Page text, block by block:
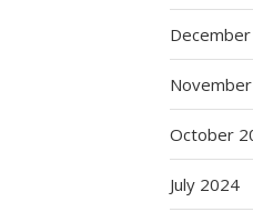
October
July 2024